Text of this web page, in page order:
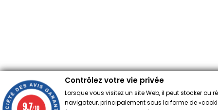
Contrôlez votre vie privée
Lorsque vous visitez un site Web, il peut stocker ou
navigateur, principalement sous la forme de
9.7/10